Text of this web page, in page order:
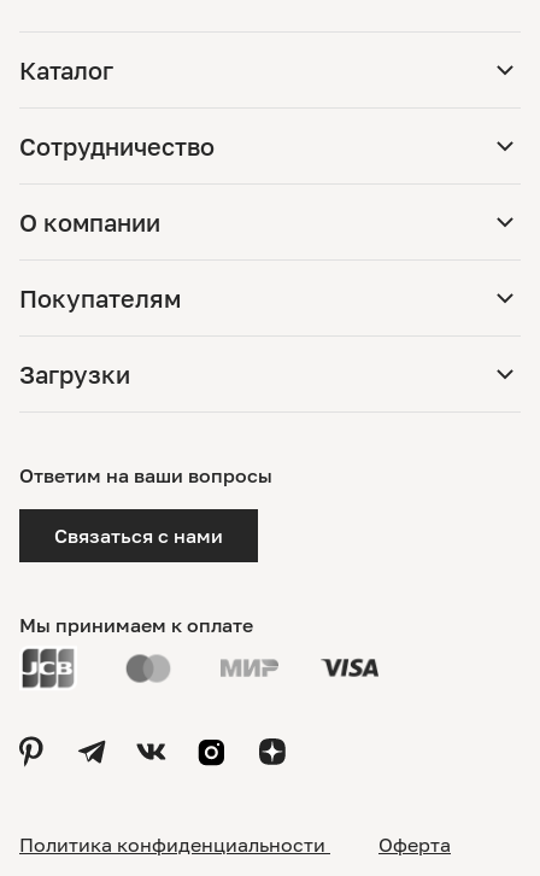
Каталог
Сотрудничество
О компании
Покупателям
Загрузки
Мы принимаем к оплате
Ответим на ваши вопросы
Связаться с нами
Политика конфиденциальности Оферта